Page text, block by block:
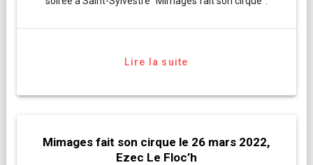
Lire la suite
Mimages fait son cirque le 26 mars 2022,
Ezec Le Floc’h